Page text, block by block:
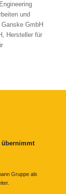
und
GmbH
Hersteller für
übernimmt
Gruppe als